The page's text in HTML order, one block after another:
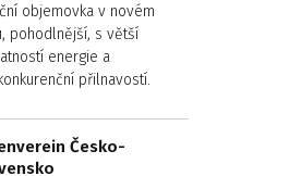
objemovka v novém
pohodlnější, s větší
energie a
přilnavostí.
Česko-